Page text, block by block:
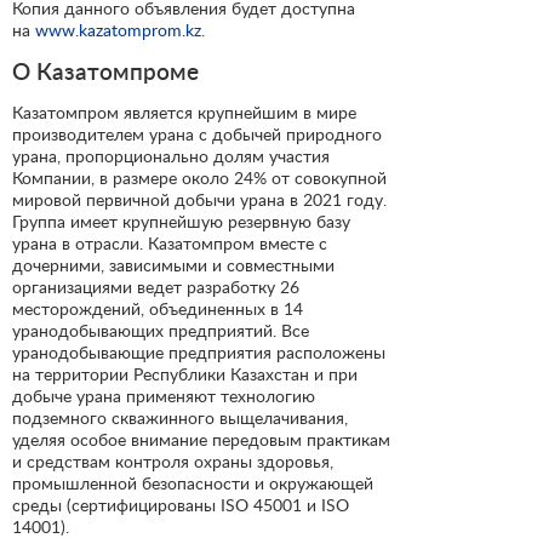
Копия данного объявления будет доступна
на www.kazatomprom.kz
О Казатомпроме
Казатомпром является крупнейшим в мире
производителем урана с добычей природного
урана, пропорционально долям участия
Компании, в размере около 24% от совокупной
мировой первичной добычи урана в 2021 году.
Группа имеет крупнейшую резервную базу
урана в отрасли. Казатомпром вместе с
дочерними, зависимыми и совместными
организациями ведет разработку 26
месторождений, объединенных в 14
уранодобывающих предприятий. Все
уранодобывающие предприятия расположены
на территории Республики Казахстан и при
добыче урана применяют технологию
подземного скважинного выщелачивания,
уделяя особое внимание передовым практикам
и средствам контроля охраны здоровья,
промышленной безопасности и окружающей
среды (сертифицированы ISO 45001 и ISO
14001).